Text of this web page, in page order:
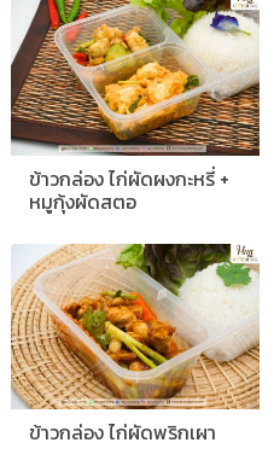
ข้าวกล่อง ไก่ผัดผงกะหรี่ +
หมูกุ้งผัดสตอ
ข้าวกล่อง ไก่ผัดพริกเผา